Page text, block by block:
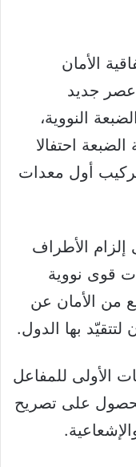
الأمان
عصر جديد
النووية،
احتفالا
أول معدات
إلزام الأطراف
قوى نووية
من الأمان عن
بها الدول.
الأولى للمفاعل
على تصريح